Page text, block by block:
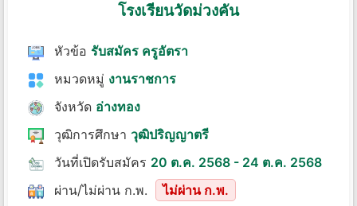
โรงเรียนวัดม่วงคัน
หัวข้อ รับสมัคร ครูอัตรา
หมวดหมู่ งานราชการ
จังหวัด อ่างทอง
วุฒิการศึกษา วุฒิปริญญาตรี
วันที่เปิดรับสมัคร 20 ต.ค. 2568 - 24 ต.ค. 2568
ผ่าน/ไม่ผ่าน ก.พ.
ไม่ผ่าน ก.พ.